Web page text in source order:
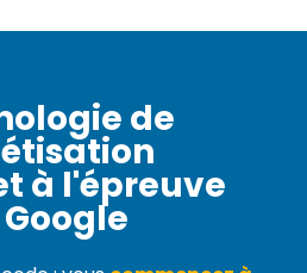
de
à l'épreuve